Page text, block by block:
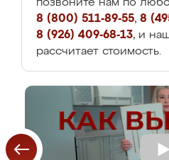
позвоните нам по
8 (800) 511-89-55, 8
8 (926) 409-68-13, и
рассчитает стоимость.